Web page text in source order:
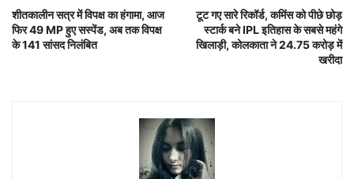
शीतकालीन सत्र में विपक्ष का हंगामा, आज
फिर 49 MP हुए सस्पेंड, अब तक विपक्ष
के 141 सांसद निलंबित
टूट गए सारे रिकॉर्ड, कम‍िंस को पीछे छोड़
स्टार्क बने IPL इत‍िहास के सबसे महंगे
ख‍िलाड़ी, कोलकाता ने 24.75 करोड़ में
खरीदा